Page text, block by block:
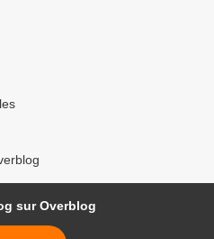
sur Overblog